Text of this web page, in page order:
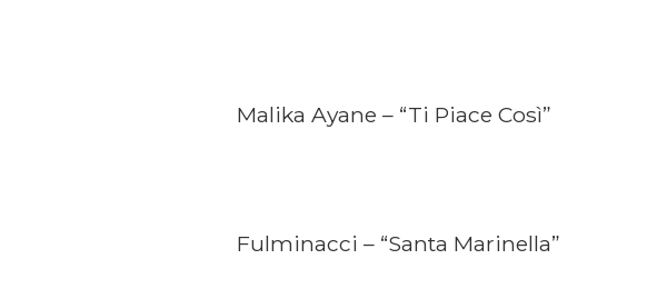
Malika Ayane – “Ti Piace Così”
Fulminacci – “Santa Marinella”